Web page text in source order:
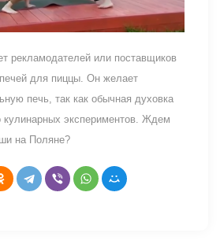
рекламодателей или поставщиков
для пиццы. Он желает
печь, так как обычная духовка
кулинарных экспериментов. Ждем
на Поляне?